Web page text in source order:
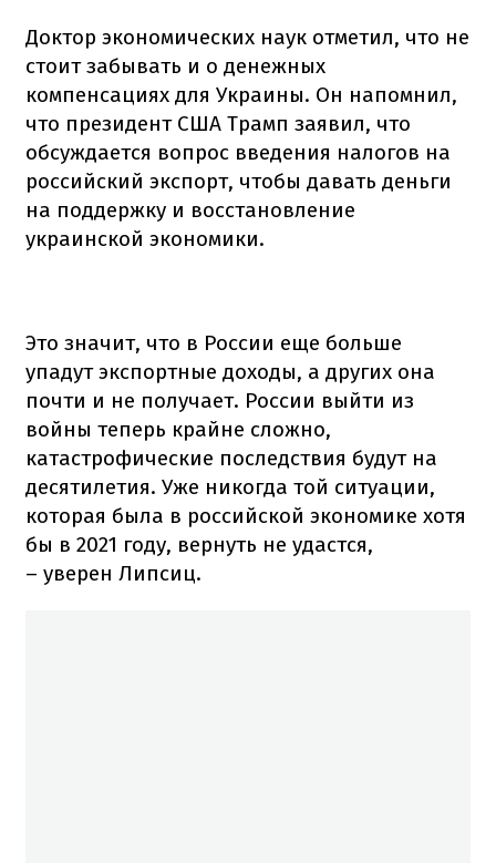
Доктор экономических наук отметил, что не
стоит забывать и о денежных
компенсациях для Украины. Он напомнил,
что президент США Трамп заявил, что
обсуждается вопрос введения налогов на
российский экспорт, чтобы давать деньги
на поддержку и восстановление
украинской экономики.
Это значит, что в России еще больше
упадут экспортные доходы, а других она
почти и не получает. России выйти из
войны теперь крайне сложно,
катастрофические последствия будут на
десятилетия. Уже никогда той ситуации,
которая была в российской экономике хотя
бы в 2021 году, вернуть не удастся,
– уверен Липсиц.